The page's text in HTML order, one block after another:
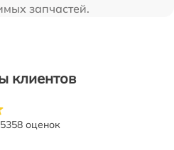
запчастей.
клиентов
5358 оценок